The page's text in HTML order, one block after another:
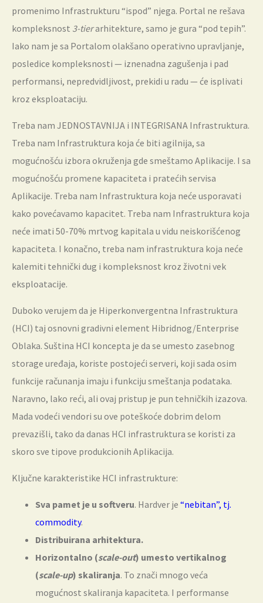
promenimo Infrastrukturu “ispod” njega. Portal ne rešava
kompleksnost 3-tierarhitekture, samo je gura “pod tepih”.
Iako nam je sa Portalom olakšano operativno upravljanje,
posledice kompleksnosti — iznenadna zagušenja i pad
performansi, nepredvidljivost, prekidi u radu — će isplivati
kroz eksploataciju.
Treba nam JEDNOSTAVNIJA i INTEGRISANA Infrastruktura.
Treba nam Infrastruktura koja će biti agilnija, sa
mogućnošću izbora okruženja gde smeštamo Aplikacije. I sa
mogućnošću promene kapaciteta i pratećih servisa
Aplikacije. Treba nam Infrastruktura koja neće usporavati
kako povećavamo kapacitet. Treba nam Infrastruktura koja
neće imati 50-70% mrtvog kapitala u vidu neiskorišćenog
kapaciteta. I konačno, treba nam infrastruktura koja neće
kalemiti tehnički dug i kompleksnost kroz životni vek
eksploatacije.
Duboko verujem da je Hiperkonvergentna Infrastruktura
(HCI) taj osnovni gradivni element Hibridnog/Enterprise
Oblaka. Suština HCI koncepta je da se umesto zasebnog
storage uređaja, koriste postojeći serveri, koji sada osim
funkcije računanja imaju i funkciju smeštanja podataka.
Naravno, lako reći, ali ovaj pristup je pun tehničkih izazova.
Mada vodeći vendori su ove poteškoće dobrim delom
prevazišli, tako da danas HCI infrastruktura se koristi za
skoro sve tipove produkcionih Aplikacija.
Ključne karakteristike HCI infrastrukture:
Sva pamet je u softveru. Hardver je “nebitan”, tj.
commodity.
Distribuirana arhitektura.
Horizontalno (scale-out) umesto vertikalnog
(scale-up) skaliranja. To znači mnogo veća
mogućnost skaliranja kapaciteta. I performanse